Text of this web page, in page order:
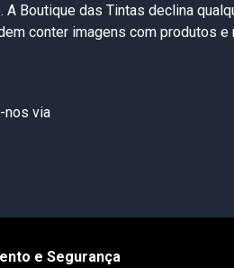
Boutique das Tintas declina
conter imagens com produtos
nos via
e Segurança